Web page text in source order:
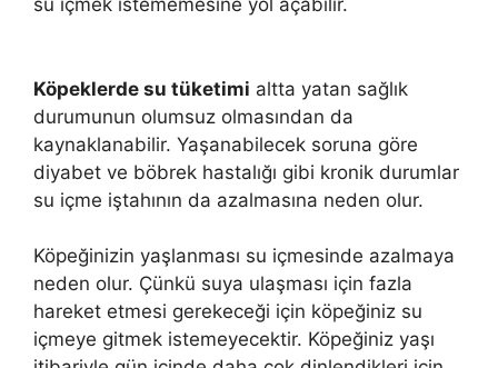
su içmek istememesine yol açabilir.
Köpeklerde su tüketimi altta yatan sağlık
durumunun olumsuz olmasından da
kaynaklanabilir. Yaşanabilecek soruna göre
diyabet ve böbrek hastalığı gibi kronik durumlar
su içme iştahının da azalmasına neden olur.
Köpeğinizin yaşlanması su içmesinde azalmaya
neden olur. Çünkü suya ulaşması için fazla
hareket etmesi gerekeceği için köpeğiniz su
içmeye gitmek istemeyecektir. Köpeğiniz yaşı